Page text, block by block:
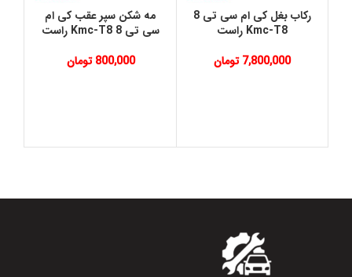
رکاب بغل کی ام سی تی 8
Kmc-T8 راست
7,800,000 تومان
مه شکن سپر عقب کی ام
سی تی 8 Kmc-T8 راست
800,000 تومان